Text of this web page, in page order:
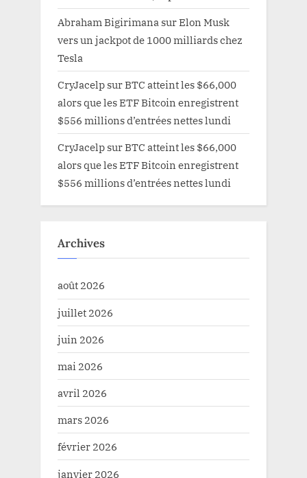
Abraham Bigirimana surElon Musk
vers un jackpot de 1000 milliards chez
Tesla
CryJacelp surBTC atteint les $66,000
alors que les ETF Bitcoin enregistrent
$556 millions d’entrées nettes lundi
CryJacelp surBTC atteint les $66,000
alors que les ETF Bitcoin enregistrent
$556 millions d’entrées nettes lundi
Archives
août 2026
juillet 2026
juin 2026
mai 2026
avril 2026
mars 2026
février 2026
janvier 2026